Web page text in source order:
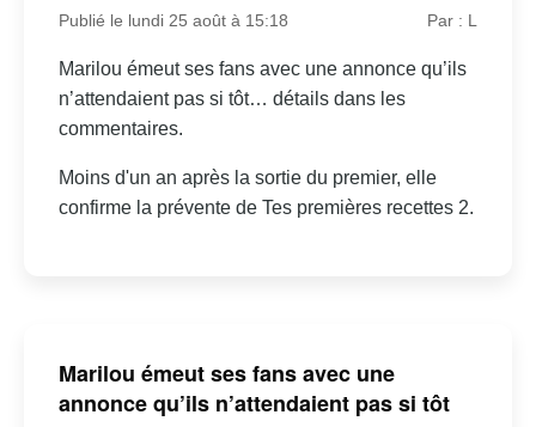
Publié le lundi 25 août à 15:18 Par : L
Marilou émeut ses fans avec une annonce qu’ils
n’attendaient pas si tôt… détails dans les
commentaires.
Moins d'un an après la sortie du premier, elle
confirme la prévente de Tes premières recettes 2.
Marilou émeut ses fans avec une
annonce qu’ils n’attendaient pas si tôt